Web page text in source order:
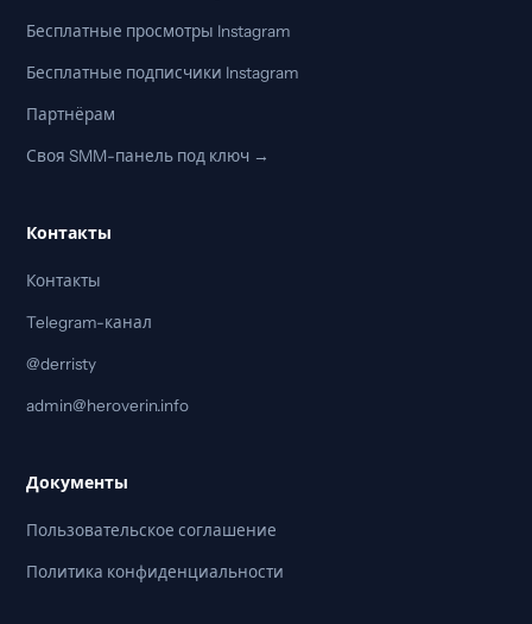
Бесплатные просмотры Instagram
Бесплатные подписчики Instagram
Партнёрам
Своя SMM-панель под ключ →
Контакты
Контакты
Telegram-канал
@derristy
admin@heroverin.info
Документы
Пользовательское соглашение
Политика конфиденциальности